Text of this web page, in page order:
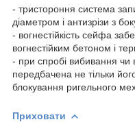
- тристороння система
діаметром і антизрізи з
- вогнестійкість сейфа
вогнестійким бетоном і
- при спробі вибивання
передбачена не тільки
блокування ригельного
Приховати